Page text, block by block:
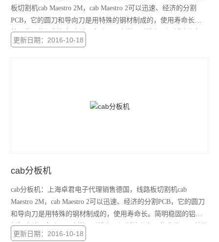
板切割机cab Maestro 2M，cab Maestro 2可以迅速、经济的分割
PCB，它的圆刀和导向刀是用特殊的钢材制成的，使用寿命长。
简明稳固的铝制框架占地面积小。预刻的V形槽上可间断地分布一
些大约5mm长的开口。
更新日期：2016-10-18
cab分板机
cab分板机：上海卓君电子代理销售德国，线路板切割机cab
Maestro 2M，cab Maestro 2可以迅速、经济的分割PCB，它的圆刀
和导向刀是用特殊的钢材制成的，使用寿命长。简明稳固的铝制
框架占地面积小。预刻的V形槽上可间断地分布一些大约5mm长的
开口。
更新日期：2016-10-18